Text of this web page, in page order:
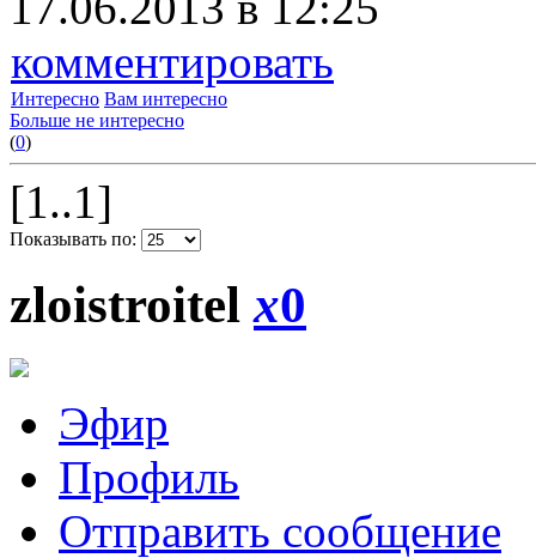
комментировать
Интересно Вам интересно
Больше не интересно
(0)
[1..1]
Показывать по:
zloistroitelx0
Эфир
Профиль
Отправить сообщение